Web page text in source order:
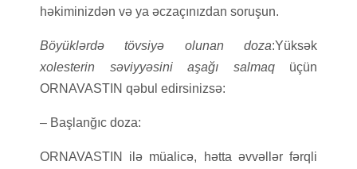
həkiminizdən və ya əczaçınızdan soruşun.
Böyüklərdə tövsiyə olunan doza:Yüksək
xolesterin səviyyəsini aşağı salmaq üçün
ORNAVASTIN qəbul edirsinizsə:
– Başlanğıc doza:
ORNAVASTIN ilə müalicə, hətta əvvəllər fərqli